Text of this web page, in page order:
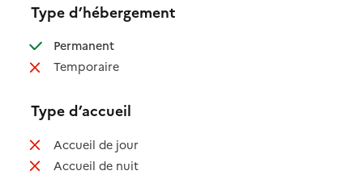
Type d’hébergement
Permanent: disponible
Temporaire: non disponible
Type d’accueil
Accueil de jour: non disponible
Accueil de nuit: non disponible